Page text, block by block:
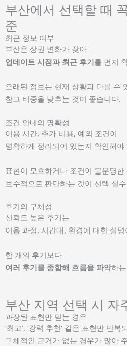
부산에서 선택할 때
준
최근 정보 여부
부산은 상권 변화가 잦아
업데이트 시점과 최근 후기를 먼저
오래된 정보는 현재 상황과 다를 수
참고 비중을 낮추는 것이 좋습니다.
조건 안내의 명확성
이용 시간, 추가 비용, 예외 조건이
명확하게 정리되어 있는지 확인해야
표현이 모호하거나 조건이 불분명한
보수적으로 판단하는 것이 선택 실
후기의 구체성
신뢰도 높은 후기는
이용 과정, 시간대, 환경에 대한 설
한 개의 후기보다
여러 후기를 종합해 흐름을 파악하
부산 지역 선택 시 자
과장된 표현만 믿는 경우
‘최고’, ‘강력 추천’ 같은 표현만 반복
구체적인 근거가 없는 경우가 많아